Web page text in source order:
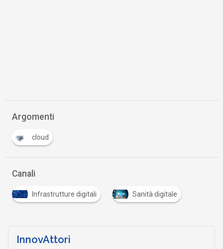
Argomenti
cloud
Canali
Infrastrutture digitali Sanità digitale
InnovAttori